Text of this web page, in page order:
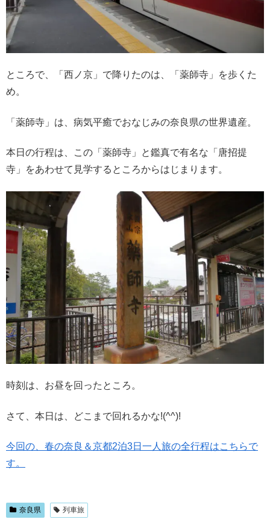
ところで、「西ノ京」で降りたのは、「薬師寺」を歩くた
め。
「薬師寺」は、病気平癒でおなじみの奈良県の世界遺産。
本日の行程は、この「薬師寺」と鑑真で有名な「唐招提
寺」をあわせて見学するところからはじまります。
時刻は、お昼を回ったところ。
さて、本日は、どこまで回れるかな!(^^)!
今回の、春の奈良＆京都2泊3日一人旅の全行程はこちらで
す。
奈良県 列車旅